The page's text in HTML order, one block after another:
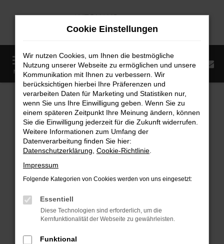
Zum
MENÜ
Startseite Fahrzeugangebote Fahrzeugmarkt
Fahrzeugmarkt
Fehler: Network Error
Beim Laden ist ein Fehler aufgetreten.
Hier sind ein paar Tipps, die dir helfen können:
Überprüfe deine Firewall und deine
Internetverbindung.
deine Suchmaschine?
Cookie Einstellungen
Wir nutzen Cookies, um Ihnen die bestmögliche
Nutzung unserer Webseite zu ermöglichen und unsere
Kommunikation mit Ihnen zu verbessern. Wir
berücksichtigen hierbei Ihre Präferenzen und
verarbeiten Daten für Marketing und Statistiken nur,
wenn Sie uns Ihre Einwilligung geben. Wenn Sie zu
einem späteren Zeitpunkt Ihre Meinung ändern, können
Sie die Einwilligung jederzeit für die Zukunft widerrufen.
Weitere Informationen zum Umfang der
Datenverarbeitung finden Sie hier:
Datenschutzerklärung Cookie-Richtlinie
Impressum
Folgende Kategorien von Cookies werden von uns eingesetzt:
Essentiell
Diese Technologien sind erforderlich, um die
Kernfunktionalität der Webseite zu gewährleisten.
Funktional